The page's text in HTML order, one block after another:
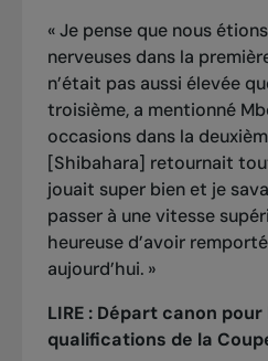
«Je pense que nous
nerveuses dans la
n’était pas aussi élevée
troisième, a mentionné
occasions dans la
[Shibahara] retournait
jouait super bien et je
passer à une vitesse
heureuse d’avoir
aujourd’hui. »
LIRE : Départ canon pour
qualifications de la